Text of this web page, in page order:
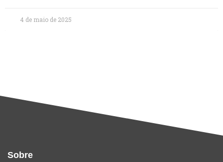
4 de maio de 2025
Sobre